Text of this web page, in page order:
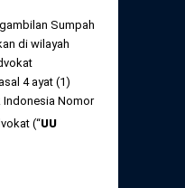
Sumpah
di wilayah
4 ayat (1)
Indonesia Nomor
(“UU